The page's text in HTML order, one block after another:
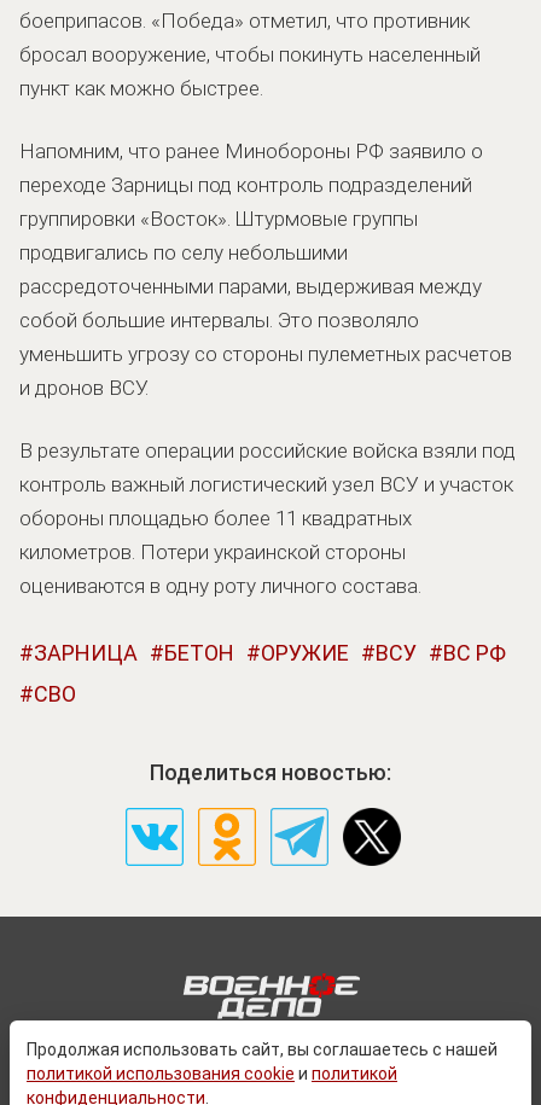
боеприпасов. «Победа» отметил, что противник
бросал вооружение, чтобы покинуть населенный
пункт как можно быстрее.
Напомним, что ранее Минобороны РФ заявило о
переходе Зарницы под контроль подразделений
группировки «Восток». Штурмовые группы
продвигались по селу небольшими
рассредоточенными парами, выдерживая между
собой большие интервалы. Это позволяло
уменьшить угрозу со стороны пулеметных расчетов
и дронов ВСУ.
В результате операции российские войска взяли под
контроль важный логистический узел ВСУ и участок
обороны площадью более 11 квадратных
километров. Потери украинской стороны
оцениваются в одну роту личного состава.
ЗАРНИЦА БЕТОН ОРУЖИЕ ВСУ
ВС РФ
СВО
Поделиться новостью:
Продолжая использовать сайт, вы соглашаетесь с нашей
политикой использования cookie и политикой
конфиденциальности
О ПРОЕКТЕ